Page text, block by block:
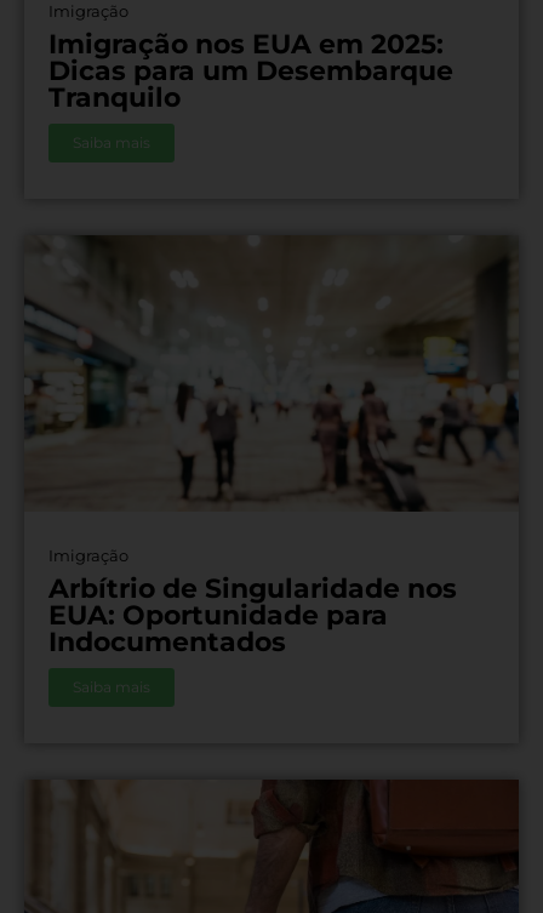
Imigração
Imigração nos EUA em 2025:
Dicas para um Desembarque
Tranquilo
Saiba mais
Imigração
Arbítrio de Singularidade nos
EUA: Oportunidade para
Indocumentados
Saiba mais